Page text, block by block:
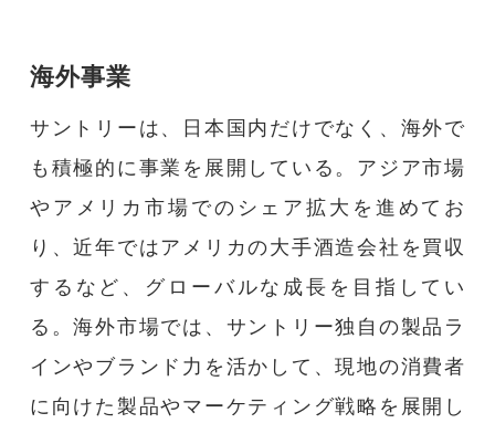
海外事業
サントリーは、日本国内だけでなく、海外で
も積極的に事業を展開している。アジア市場
やアメリカ市場でのシェア拡大を進めてお
り、近年ではアメリカの大手酒造会社を買収
するなど、グローバルな成長を目指してい
る。海外市場では、サントリー独自の製品ラ
インやブランド力を活かして、現地の消費者
に向けた製品やマーケティング戦略を展開し